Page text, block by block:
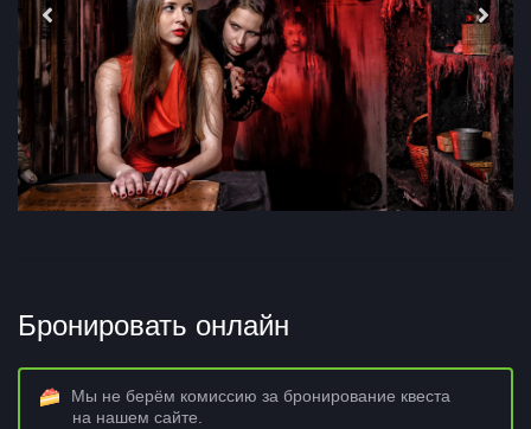
Бронировать онлайн
Мы не берём комиссию за бронирование квеста
на нашем сайте.